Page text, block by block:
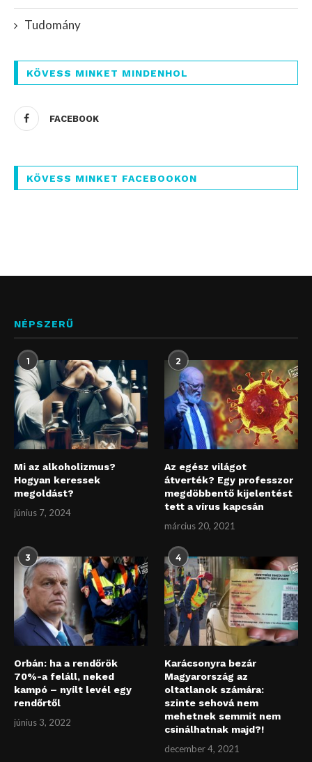
Tudomány
KÖVESS MINKET MINDENHOL
FACEBOOK
KÖVESS MINKET FACEBOOKON
NÉPSZERŰ
1
Mi az alkoholizmus?
Hogyan keressek
megoldást?
június 7, 2024
2
Az egész világot
átverték? Egy professzor
megdöbbentő kijelentést
tett a vírus kapcsán
március 20, 2021
3
Orbán: ha a rendőrök
70%-a feláll, neked
kampó – nyílt levél egy
rendőrtől
június 3, 2022
4
Karácsonyra bezár
Magyarország az
oltatlanok számára:
szinte sehová nem
mehetnek semmit nem
csinálhatnak majd?!
december 4, 2021